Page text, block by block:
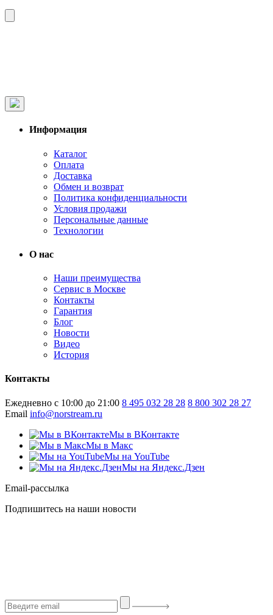
Информация
Каталог
Оплата
Доставка
Обмен и возврат
Политика конфиденциальности
Условия продажи
Персональные данные
Технологии
О нас
Наши преимущества
Сервис в Москве
Контакты
Гарантия
Блог
Новости
Видео
История
Контакты
Ежедневно с 10:00 до 21:00 8 495 032 28 28 8 800 302 28 27
Email info@norstream.ru
Мы в ВКонтакте
Мы в Макс
Мы на YouTube
Мы на Яндекс.Дзен
Email-рассылка
Подпишитесь на наши новости